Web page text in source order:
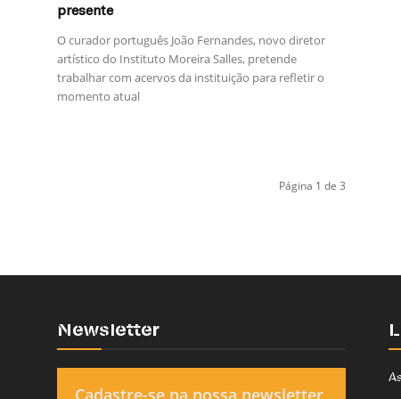
presente
O curador português João Fernandes, novo diretor
artístico do Instituto Moreira Salles, pretende
trabalhar com acervos da instituição para refletir o
momento atual
Página 1 de 3
Newsletter
Cadastre-se na nossa newsletter